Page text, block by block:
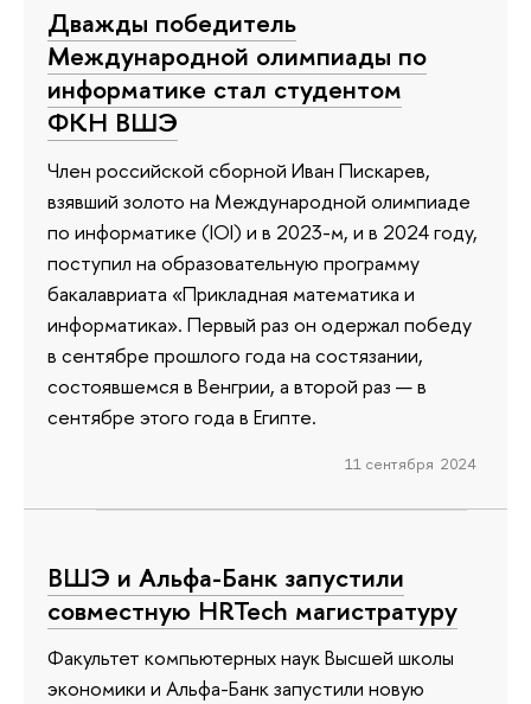
Дважды победитель
Международной олимпиады по
информатике стал студентом
ФКН ВШЭ
Член российской сборной Иван Пискарев,
взявший золото на Международной олимпиаде
по информатике (IOI) и в 2023-м, и в 2024 году,
поступил на образовательную программу
бакалавриата «Прикладная математика и
информатика». Первый раз он одержал победу
в сентябре прошлого года на состязании,
состоявшемся в Венгрии, а второй раз — в
сентябре этого года в Египте.
11 сентября 2024
ВШЭ и Альфа-Банк запустили
совместную HRTech магистратуру
Факультет компьютерных наук Высшей школы
экономики и Альфа-Банк запустили новую